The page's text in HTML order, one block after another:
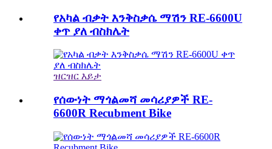
የአካል ብቃት እንቅስቃሴ ማሽን RE-6600U
ቀጥ ያለ ብስክሌት
ዝርዝር እይታ
የሰውነት ማጎልመሻ መሳሪያዎች RE-
6600R Recubment Bike